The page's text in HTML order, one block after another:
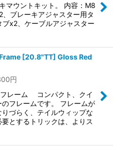
マウントキット。 内容：M8
ブレーキアジャスター用タ
x2、ケーブルアジャスター
[20.8"TT] Gloss Red
円
フレーム コンパクト、クイ
フレームです。 フレームが
りづらく、テイルウィップな
とするトリックは、よりス